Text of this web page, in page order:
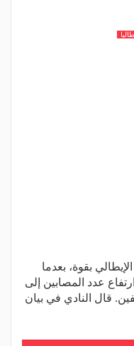
بقوة، بعدما
عدد المصابين إلى
قال النادي في بيان